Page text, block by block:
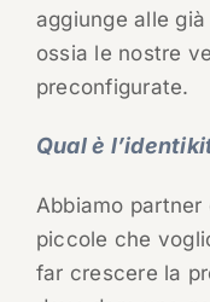
aggiunge alle
ossia le nostre
preconfigurate.
Qual è
Abbiamo
piccole che
far crescere la